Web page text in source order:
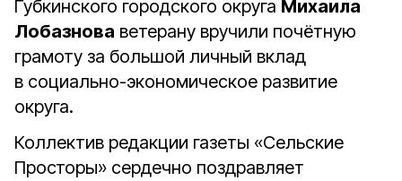
Губкинского городского округа Михаила
Лобазнова ветерану вручили почётную
грамоту за большой личный вклад
в социально-экономическое развитие
округа.
Коллектив редакции газеты «Cельские
Просторы» сердечно поздравляет